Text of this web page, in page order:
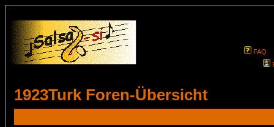
FAQ
1923Turk Foren-Übersicht